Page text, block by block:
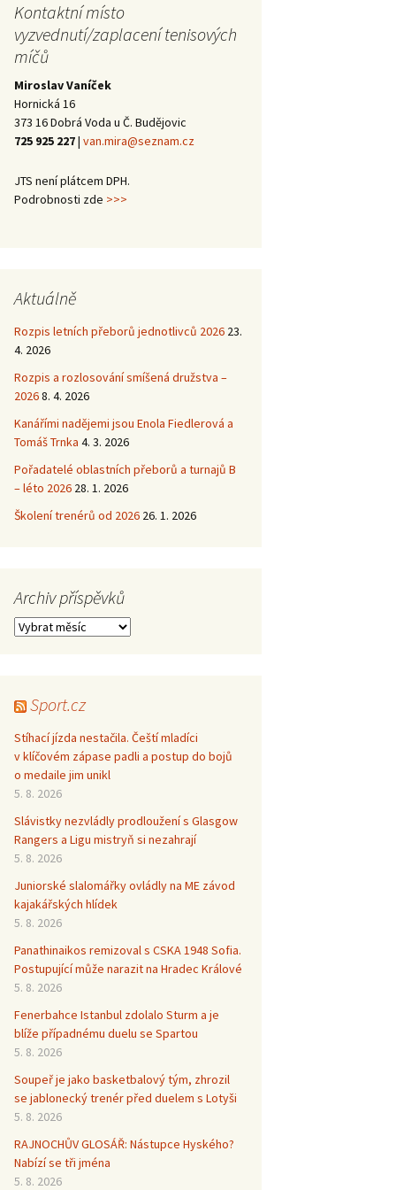
Halové oblastní
přebory 2016/17 –
vítězové
Halové oblastní
přebory 2015/16 –
vítězové
Kanáří naděje 2014
Halové oblastní
vítězové
2014
Kanáří naděje 2013
Valná hromada JčTS
2014
Školení trenérů 3.
třídy 2012
Mezinárodní
trojutkání mládeže –
2012
Kontaktní místo
vyzvednutí/zaplacení tenisových
míčů
Miroslav Vaníček
Hornická 16
373 16 Dobrá Voda u Č. Budějovic
725 925 227| van.mira@seznam.cz
JTS není plátcem DPH.
Podrobnosti zde >>>
Aktuálně
Rozpis letních přeborů jednotlivců 2026 23.
4. 2026
Rozpis a rozlosování smíšená družstva –
20268. 4. 2026
Kanářími nadějemi jsou Enola Fiedlerová a
Tomáš Trnka 4. 3. 2026
Pořadatelé oblastních přeborů a turnajů B
– léto 2026 28. 1. 2026
Školení trenérů od 2026 26. 1. 2026
Archiv příspěvků
Archiv
Sport.cz
Stíhací jízda nestačila. Čeští mladíci
v klíčovém zápase padli a postup do bojů
o medaile jim unikl
5. 8. 2026
Slávistky nezvládly prodloužení s Glasgow
Rangers a Ligu mistryň si nezahrají
5. 8. 2026
Juniorské slalomářky ovládly na ME závod
kajakářských hlídek
5. 8. 2026
Panathinaikos remizoval s CSKA 1948 Sofia.
Postupující může narazit na Hradec Králové
5. 8. 2026
Fenerbahce Istanbul zdolalo Sturm a je
blíže případnému duelu se Spartou
5. 8. 2026
Soupeř je jako basketbalový tým, zhrozil
se jablonecký trenér před duelem s Lotyši
5. 8. 2026
RAJNOCHŮV GLOSÁŘ: Nástupce Hyského?
Nabízí se tři jména
5. 8. 2026